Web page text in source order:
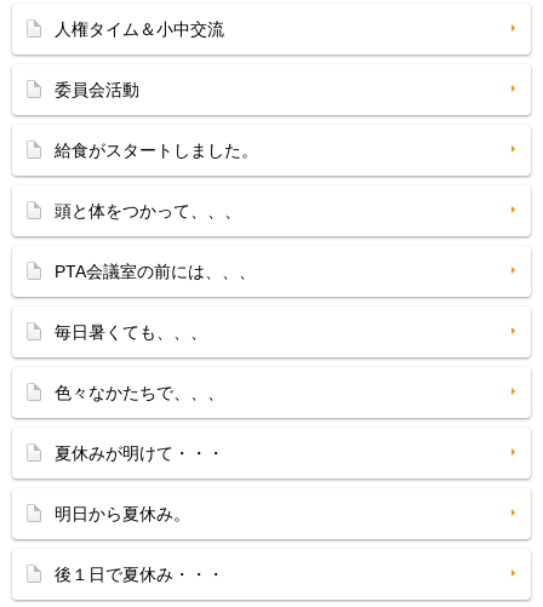
人権タイム＆小中交流
委員会活動
給食がスタートしました。
頭と体をつかって、、、
PTA会議室の前には、、、
毎日暑くても、、、
色々なかたちで、、、
夏休みが明けて・・・
明日から夏休み。
後１日で夏休み・・・